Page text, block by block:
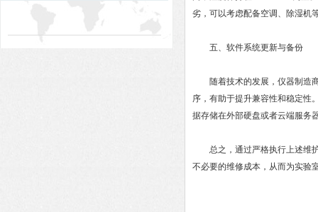
劣，可以考虑配备空调、除湿机
五、软件系统更新与备份
随着技术的发展，仪器制造商
序，有助于提升兼容性和稳定性
据存储在外部硬盘或者云端服务
总之，通过严格执行上述维护
不必要的维修成本，从而为实验